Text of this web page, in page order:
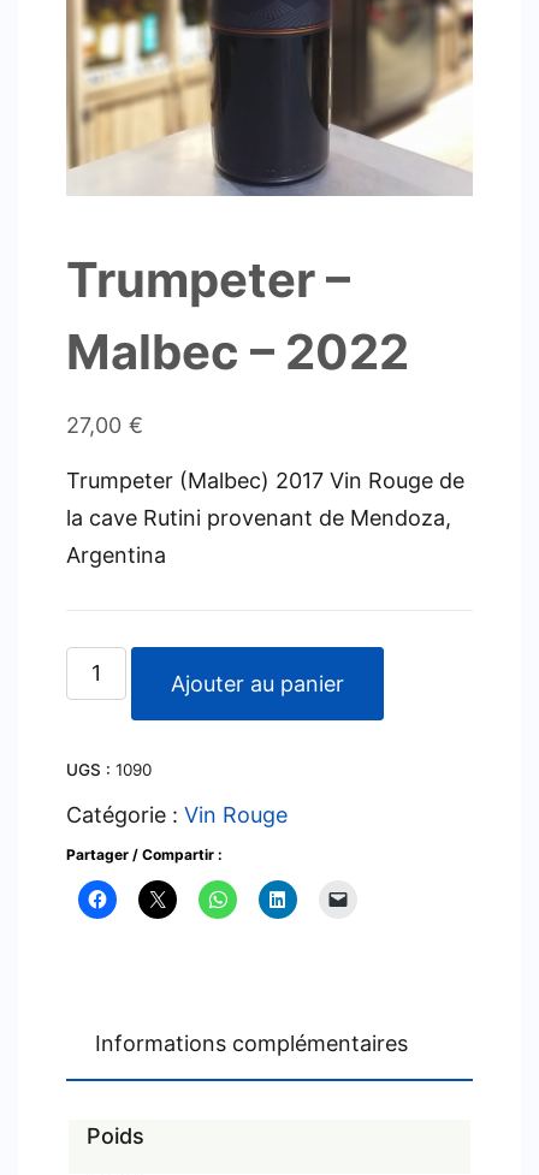
Trumpeter –
Malbec – 2022
27,00 €
Trumpeter (Malbec) 2017 Vin Rouge de
la cave Rutini provenant de Mendoza,
Argentina
quantité
de
-
Malbec
-
2022
Ajouter au panier
UGS : 1090
Catégorie : Vin Rouge
Partager / Compartir :
Informations complémentaires
Poids